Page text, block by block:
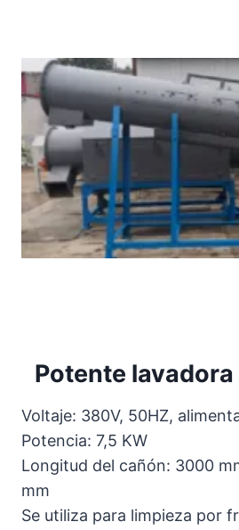
Potente
Voltaje: 380V, 50HZ,
Potencia: 7,5 KW
Longitud del cañón: 3000
mm
Se utiliza para limpieza por